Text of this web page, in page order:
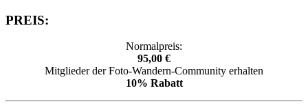
PREIS:
Normalpreis:
95,00 €
Mitglieder der Foto-Wandern-Community erhalten
10% Rabatt